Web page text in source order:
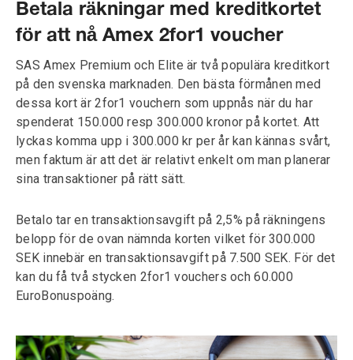
Betala räkningar med kreditkortet
för att nå Amex 2for1 voucher
SAS Amex Premium och Elite är två populära kreditkort
på den svenska marknaden. Den bästa förmånen med
dessa kort är 2for1 vouchern som uppnås när du har
spenderat 150.000 resp 300.000 kronor på kortet. Att
lyckas komma upp i 300.000 kr per år kan kännas svårt,
men faktum är att det är relativt enkelt om man planerar
sina transaktioner på rätt sätt.
Betalo tar en transaktionsavgift på 2,5% på räkningens
belopp för de ovan nämnda korten vilket för 300.000
SEK innebär en transaktionsavgift på 7.500 SEK. För det
kan du få två stycken 2for1 vouchers och 60.000
EuroBonuspoäng.